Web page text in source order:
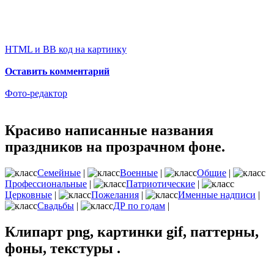
HTML и BB код на картинку
Оставить комментарий
Фото-редактор
Красиво написанные названия
праздников на прозрачном фоне.
Семейные | Военные | Общие |
Профессиональные | Патриотические |
Церковные | Пожелания | Именные надписи |
Свадьбы | ДР по годам |
Клипарт png, картинки gif, паттерны,
фоны, текстуры .